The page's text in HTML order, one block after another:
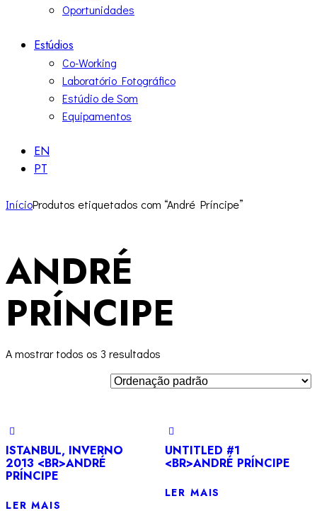
Oportunidades
Estúdios
Co-Working
Laboratório Fotográfico
Estúdio de Som
Equipamentos
EN
PT
InícioProdutos etiquetados com “André Príncipe”
ANDRÉ
PRÍNCIPE
A mostrar todos os 3 resultados
ISTANBUL, INVERNO
2013 <BR>ANDRÉ
PRÍNCIPE
LER MAIS
UNTITLED #1
<BR>ANDRÉ PRÍNCIPE
LER MAIS